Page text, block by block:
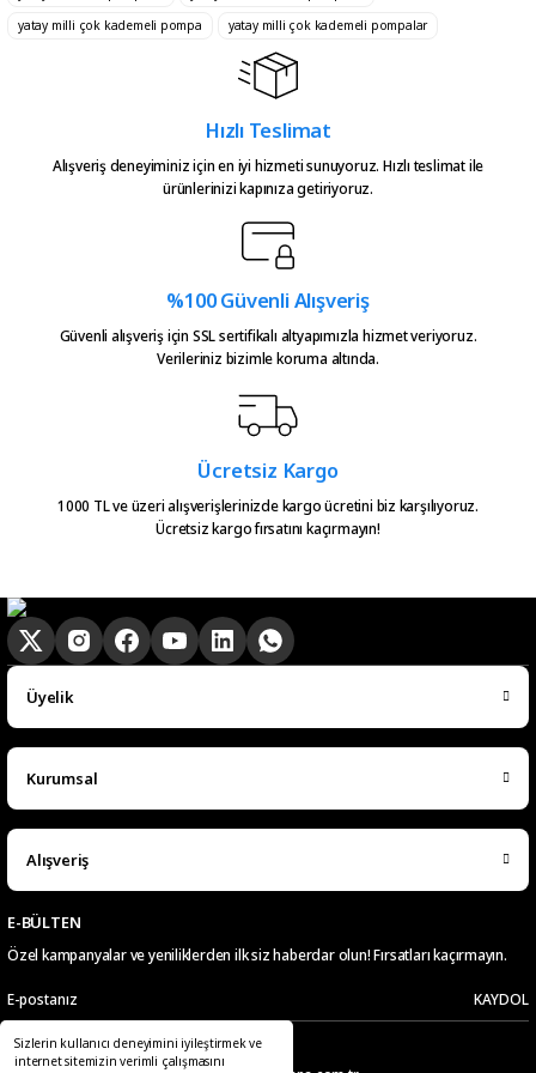
Sizlerin kullanıcı deneyimini iyileştirmek ve
internet sitemizin verimli çalışmasını
Ürün fiyatı diğer sitelerden daha pahalı.
Bu ürüne benzer farklı alternatifler olmalı.
Gönder
Süper hızlı kargo iyi ürün
Hızlıca kargo elime ulaştı
emeğinize sağlık çok teşekkürler
Urun takibiniz cok guzel. Urunu
alinca tum asamalar mail olatak
bilgilendirme yapiliyor ve ayni
Hızlıca elime ulaştı
Çok hızlı bir şekilde elimize ulaştı
çok teşekkür ederim
Ramazan Subaşı | 25/02/2026
Gayet başarılı hızlı şekilde
aradığın herşeyi buluuorsun
Uygun fiyatlı, kaliteli ürünler var.
Teşekkürler.
yatay milli çok kademeli pompa
yatay milli çok kademeli pompalar
Hızlı Teslimat
Alışveriş deneyiminiz için en iyi hizmeti sunuyoruz. Hızlı teslimat ile
ürünlerinizi kapınıza getiriyoruz.
%100 Güvenli Alışveriş
Güvenli alışveriş için SSL sertifikalı altyapımızla hizmet veriyoruz.
Verileriniz bizimle koruma altında.
Ücretsiz Kargo
1000 TL ve üzeri alışverişlerinizde kargo ücretini biz karşılıyoruz.
Ücretsiz kargo fırsatını kaçırmayın!
Üyelik
Kurumsal
Alışveriş
E-BÜLTEN
Özel kampanyalar ve yeniliklerden ilk siz haberdar olun! Fırsatları kaçırmayın.
KAYDOL
Telefon E-Posta